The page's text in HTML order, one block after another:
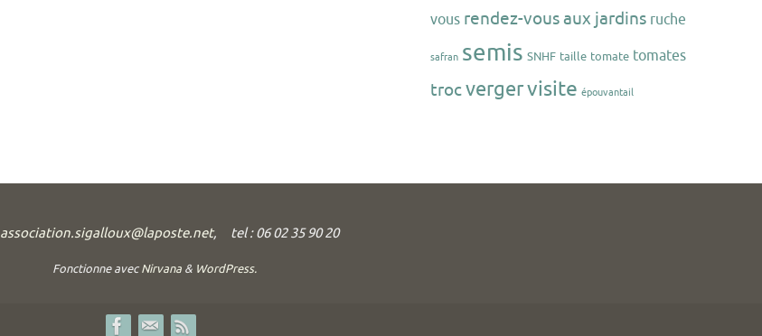
vous rendez-vous aux jardins ruche
safran semis SNHF taille tomate tomates
trocvergervisite épouvantail
association.sigalloux@laposte.net, tel : 06 02 35 90 20
Fonctionne avecNirvana & WordPress.